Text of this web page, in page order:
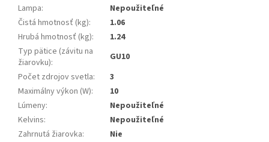
Lampa:
Nepoužiteľné
Čistá hmotnosť (kg):
1.06
Hrubá hmotnosť (kg):
1.24
Typ pätice (závitu na
žiarovku):
GU10
Počet zdrojov svetla:
3
Maximálny výkon (W):
10
Lúmeny:
Nepoužiteľné
Kelvins:
Nepoužiteľné
Zahrnutá žiarovka:
Nie